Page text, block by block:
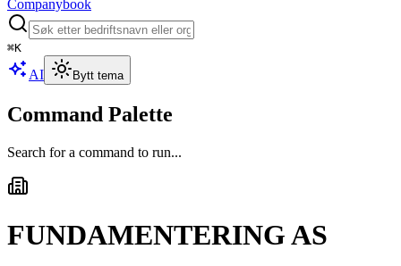
Companybook
⌘K
AI Bytt tema
Command Palette
Search for a command to run...
FUNDAMENTERING AS